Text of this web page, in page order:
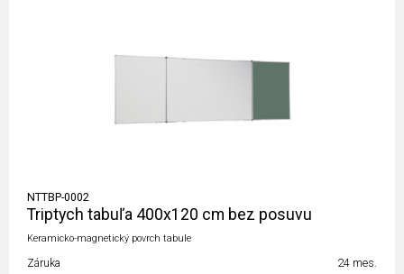
NTTBP-0002
Triptych tabuľa 400x120 cm bez posuvu
Keramicko-magnetický povrch tabule
Záruka
24 mes.